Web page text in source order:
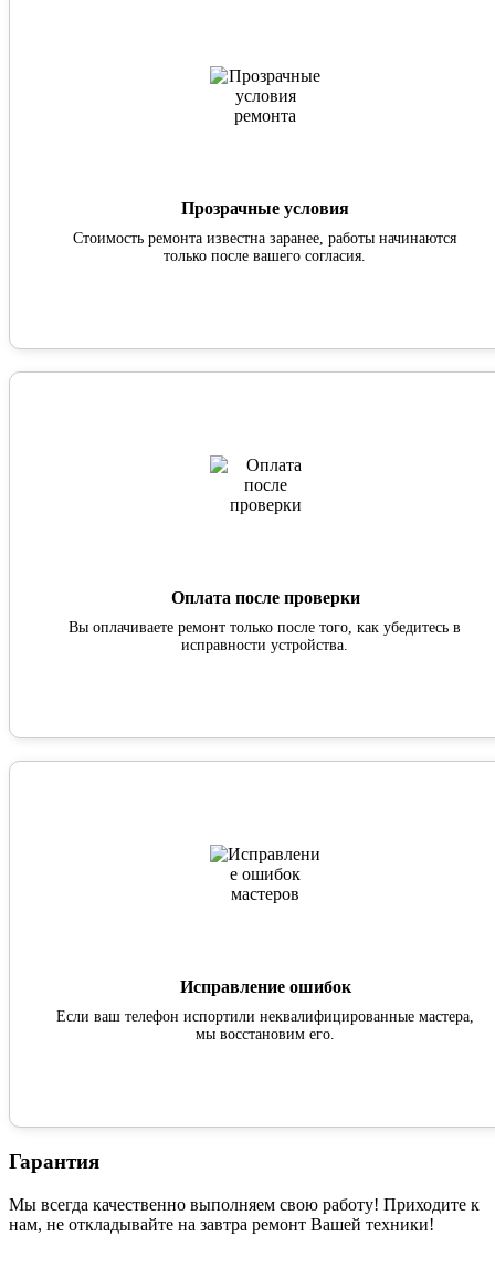
Прозрачные условия
Стоимость ремонта известна заранее, работы начинаются
только после вашего согласия.
Оплата после проверки
Вы оплачиваете ремонт только после того, как убедитесь в
исправности устройства.
Исправление ошибок
Если ваш телефон испортили неквалифицированные мастера,
мы восстановим его.
Гарантия
Мы всегда качественно выполняем свою работу! Приходите к
нам, не откладывайте на завтра ремонт Вашей техники!